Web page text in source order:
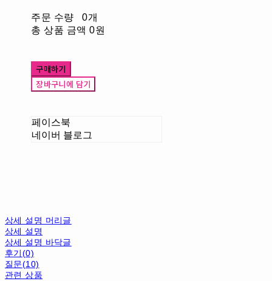
주문 수량
0개
총 상품 금액 0원
구매하기
장바구니에 담기
페이스북
네이버 블로그
상세 설명 머리글
상세 설명
상세 설명 바닥글
후기(0)
질문(10)
관련 상품